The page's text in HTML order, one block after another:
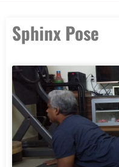
Sphinx Pose